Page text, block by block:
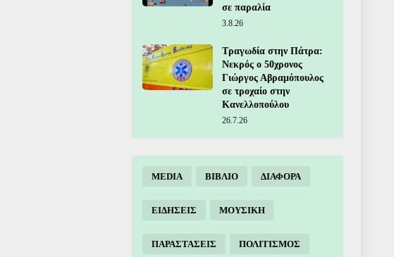
σε παραλία
3.8.26
Τραγωδία στην Πάτρα:
Νεκρός ο 50χρονος
Γιώργος Αβραμόπουλος
σε τροχαίο στην
Κανελλοπούλου
26.7.26
MEDIA ΒΙΒΛΙΟ ΔΙΑΦΟΡΑ
ΕΙΔΗΣΕΙΣ ΜΟΥΣΙΚΗ
ΠΑΡΑΣΤΑΣΕΙΣ ΠΟΛΙΤΙΣΜΟΣ